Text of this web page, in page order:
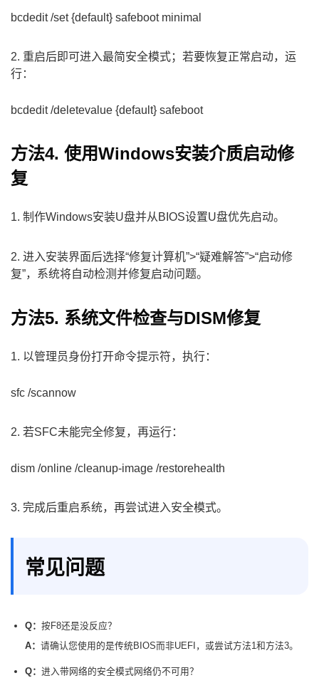
bcdedit /set {default} safeboot minimal
2. 重启后即可进入最简安全模式；若要恢复正常启动，运
行：
bcdedit /deletevalue {default} safeboot
方法4. 使用Windows安装介质启动修
复
1. 制作Windows安装U盘并从BIOS设置U盘优先启动。
2. 进入安装界面后选择“修复计算机”>“疑难解答”>“启动修
复”，系统将自动检测并修复启动问题。
方法5. 系统文件检查与DISM修复
1. 以管理员身份打开命令提示符，执行：
sfc /scannow
2. 若SFC未能完全修复，再运行：
dism /online /cleanup-image /restorehealth
3. 完成后重启系统，再尝试进入安全模式。
常见问题
Q： 按F8还是没反应？
A： 请确认您使用的是传统BIOS而非UEFI，或尝试方法1和方法3。
Q： 进入带网络的安全模式网络仍不可用？